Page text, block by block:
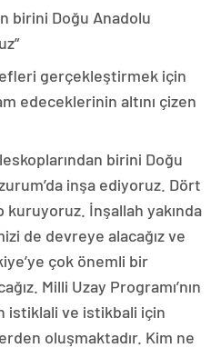
birini Doğu Anadolu
gerçekleştirmek için
edeceklerinin altını çizen
birini Doğu
inşa ediyoruz. Dört
İnşallah yakında
de devreye alacağız ve
çok önemli bir
Milli Uzay Programı’nın
istiklali ve istikbali için
oluşmaktadır. Kim ne